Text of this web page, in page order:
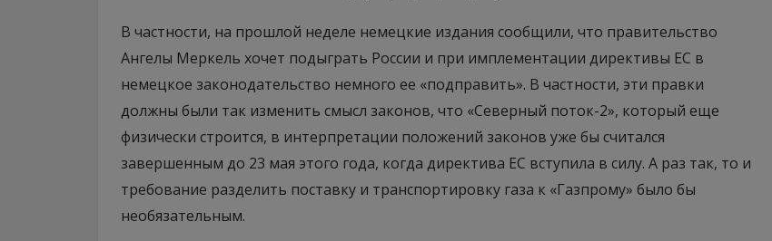
В частности, на прошлой неделе немецкие издания сообщили, что правительство
Ангелы Меркель хочет подыграть России и при имплементации директивы ЕС в
немецкое законодательство немного ее «подправить». В частности, эти правки
должны были так изменить смысл законов, что «Северный поток-2», который еще
физически строится, в интерпретации положений законов уже бы считался
завершенным до 23 мая этого года, когда директива ЕС вступила в силу. А раз так, то и
требование разделить поставку и транспортировку газа к «Газпрому» было бы
необязательным.